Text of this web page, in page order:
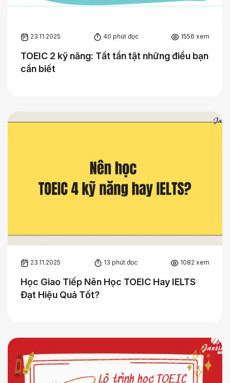
23.11.2025 40 phút đọc 1556 xem
TOEIC 2 kỹ năng: Tất tần tật những điều bạn
cần biết
23.11.2025 13 phút đọc 1082 xem
Học Giao Tiếp Nên Học TOEIC Hay IELTS
Đạt Hiệu Quả Tốt?